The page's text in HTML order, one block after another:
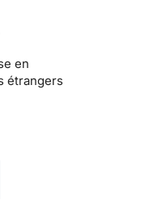
en
étrangers